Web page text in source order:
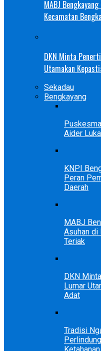
MABJ
Kecamatan
DKN Minta
Utamakan
Sekadau
Bengkayang
Aider
KNPI
Peran
Daerah
MABJ
Asuhan di
Teriak
DKN
Lumar
Adat
Tradisi